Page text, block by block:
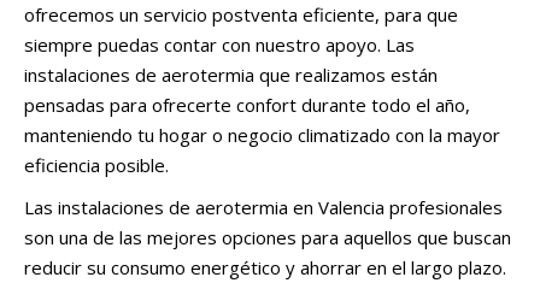
ofrecemos un servicio postventa eficiente, para que
siempre puedas contar con nuestro apoyo. Las
instalaciones de aerotermia que realizamos están
pensadas para ofrecerte confort durante todo el año,
manteniendo tu hogar o negocio climatizado con la mayor
eficiencia posible.
Las instalaciones de aerotermia en Valencia profesionales
son una de las mejores opciones para aquellos que buscan
reducir su consumo energético y ahorrar en el largo plazo.